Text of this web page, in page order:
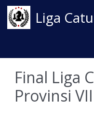
Liga
Final Liga
Provinsi VII